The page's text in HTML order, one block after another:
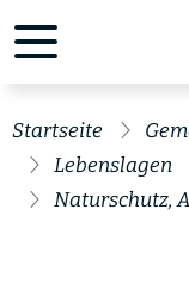
Startseite
Lebenslagen
Naturschutz,